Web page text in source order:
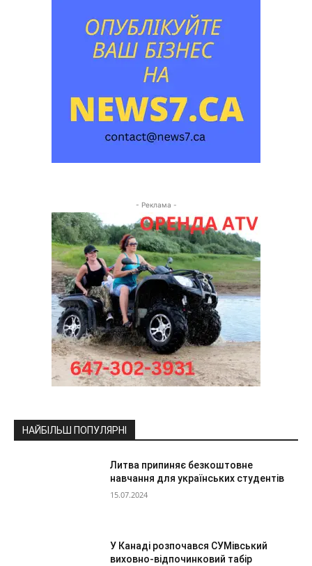
- Реклама -
НАЙБІЛЬШ ПОПУЛЯРНІ
Литва припиняє безкоштовне
навчання для українських студентів
15.07.2024
У Канаді розпочався СУМівський
виховно-відпочинковий табір